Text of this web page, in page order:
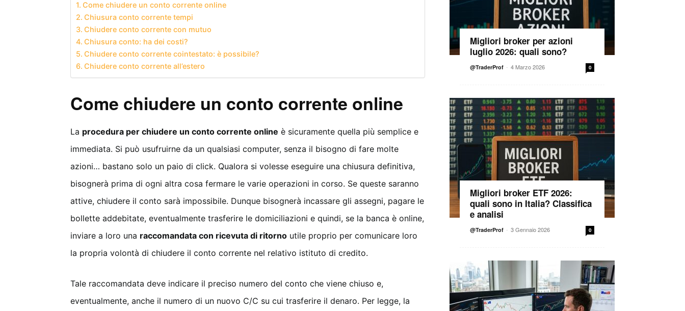
Come chiudere un conto corrente online
Chiusura conto corrente tempi
Chiudere conto corrente con mutuo
Chiusura conto: ha dei costi?
Chiudere conto corrente cointestato: è possibile?
Chiudere conto corrente all’estero
Come chiudere un conto corrente online
La procedura per chiudere un conto corrente online è sicuramente quella più semplice e
immediata. Si può usufruirne da un qualsiasi computer, senza il bisogno di fare molte
azioni… bastano solo un paio di click. Qualora si volesse eseguire una chiusura definitiva,
bisognerà prima di ogni altra cosa fermare le varie operazioni in corso. Se queste saranno
attive, chiudere il conto sarà impossibile. Dunque bisognerà incassare gli assegni, pagare le
bollette addebitate, eventualmente trasferire le domiciliazioni e quindi, se la banca è online,
inviare a loro una raccomandata con ricevuta di ritorno utile proprio per comunicare loro
la propria volontà di chiudere il conto corrente nel relativo istituto di credito.
Tale raccomandata deve indicare il preciso numero del conto che viene chiuso e,
eventualmente, anche il numero di un nuovo C/C su cui trasferire il denaro. Per legge, la
Migliori broker per azioni
luglio 2026: quali sono?
@TraderProf - 4 Marzo 2026 0
Migliori broker ETF 2026:
quali sono in Italia? Classifica
e analisi
@TraderProf - 3 Gennaio 2026 0